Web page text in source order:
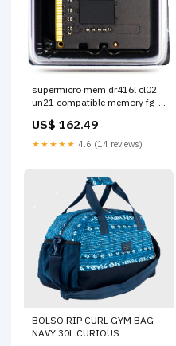
supermicro mem dr416l cl02
un21 compatible memory fg-
US$ 162.49
★★★★★ 4.6 (14 reviews)
BOLSO RIP CURL GYM BAG
NAVY 30L CURIOUS